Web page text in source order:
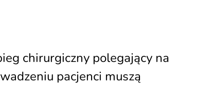
chirurgiczny polegający na
pacjenci muszą